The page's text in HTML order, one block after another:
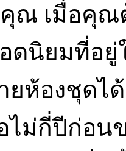
ณ เมื่อคุณ
ดนิยมที่อ
ห้องชุดไ
ไม่กี่ปีก่อ